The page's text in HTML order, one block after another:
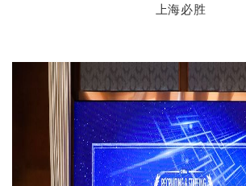
上海必胜